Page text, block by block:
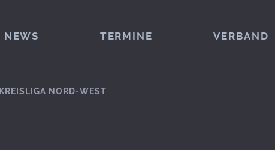
NEWS TERMINE VERBAND
KREISLIGA NORD-WEST